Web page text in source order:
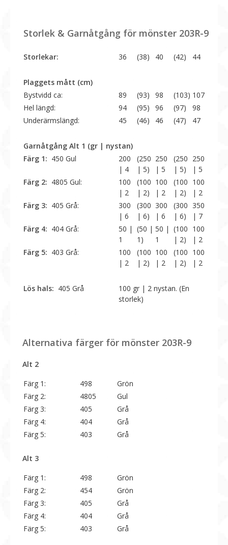
Storlek & Garnåtgång för mönster 203R-9
Storlekar: 36 (38) 40 (42) 44
Plaggets mått (cm)
Bystvidd ca:
89 (93) 98 (103) 107
Hel längd:
94 (95) 96 (97)
98
Underärmslängd:
45 (46) 46 (47) 47
Garnåtgång Alt 1 (gr | nystan)
Färg 1: 450 Gul
200
| 4
(250
| 5)
250
| 5
(250
| 5)
250
| 5
Färg 2: 4805 Gul:
100
| 2
(100
| 2)
100
| 2
(100
| 2)
100
| 2
Färg 3: 405 Grå:
300
| 6
(300
| 6)
300
| 6
(300
| 6)
350
| 7
Färg 4: 404 Grå:
50 |
1
(50 |
1)
50 |
1
(100
| 2)
100
| 2
Färg 5: 403 Grå:
100
| 2
(100
| 2)
100
| 2
(100
| 2)
100
| 2
Lös hals: 405 Grå
100 gr | 2 nystan. (En
storlek)
Alternativa färger för mönster 203R-9
Alt 2
Färg 1:
498
Grön
Färg 2:
4805
Gul
Färg 3:
405
Grå
Färg 4:
404
Grå
Färg 5:
403 Grå
Alt 3
Färg 1:
498
Grön
Färg 2:
454
Grön
Färg 3:
405
Grå
Färg 4:
404
Grå
Färg 5:
403 Grå